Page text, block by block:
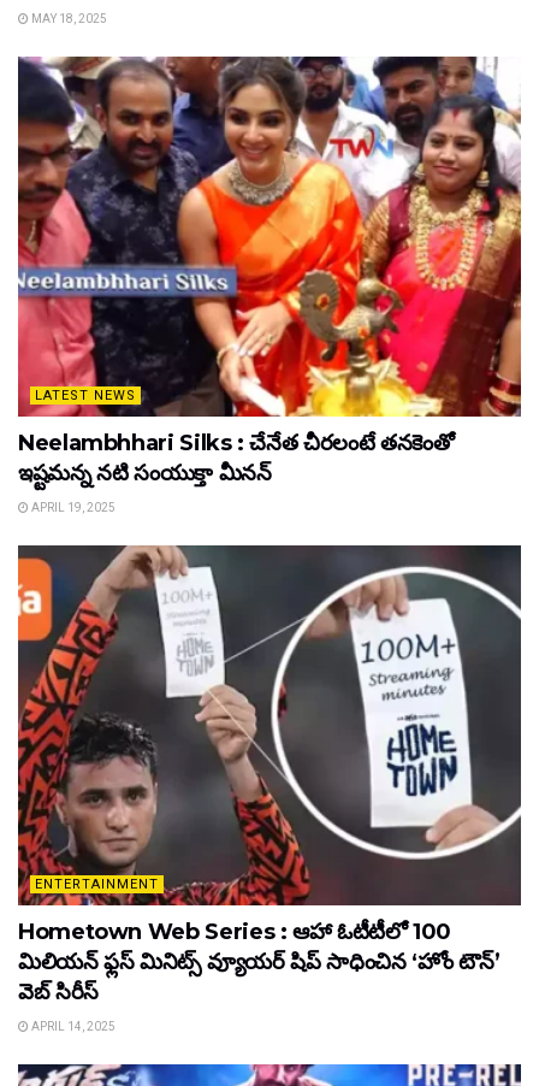
MAY 18, 2025
LATEST NEWS
Neelambhhari Silks : చేనేత చీరలంటే తనకెంతో
ఇష్టమన్న నటి సంయుక్తా మీనన్‌
APRIL 19, 2025
ENTERTAINMENT
Hometown Web Series : ఆహా ఓటీటీలో 100
మిలియన్ ఫ్లస్ మినిట్స్ వ్యూయర్ షిప్ సాధించిన ‘హోం టౌన్’
వెబ్ సిరీస్
APRIL 14, 2025